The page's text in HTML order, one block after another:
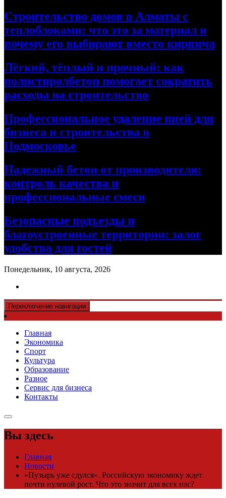
Строительство домов в Алматы с
теплоблоками: что это за материал и
почему его выбирают вместо кирпича
Лёгкий, тёплый и прочный: как
полистиролбетон помогает сократить
расходы на строительство
Профессиональное удаление пней для
бизнеса и строительства в
Подмосковье
Надежный бетон от производителя:
контроль качества и
профессиональные смеси
Безопасные подъезды и
благоустроенные территории: залог
удобства для гостей
Понедельник, 10 августа, 2026
Переключение навигации
Главная
Экономика
Спорт
Культура
Образование
Разное
Сервис для бизнеса
Контакты
Вы здесь
Главная
Новости
«Пузырь уже сдулся». Российскую экономику ждет
почти нулевой рост. Что это значит для всех нас?